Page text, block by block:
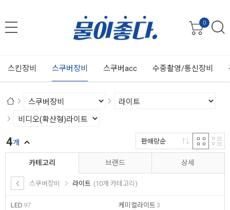
0
스킨장비 스쿠버장비 스쿠버acc 수중촬영/통신장비
카테고리
스쿠버장비 라이트 (10개 카테고리)
LED 97
케미컬라이트 3
브랜드 상세
4개 판매량순